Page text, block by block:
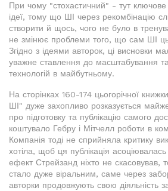
При чому "стохастичний" - тут
ідеї, тому що ШІ через рекомбінацію
створити й щось, чого не було в
не змінює проблеми того, що сам ШІ
Згідно з ідеями авторок, ці висновки
уважне ставлення до масштабування
технологій в майбутньому.
На сторінках 160-174 цьогорічної
ШІ" дуже захопливо розказується майже
про підготовку та публікацію самого
коштувало Гебру і Мітчелл роботи в
Компанія тоді не сприйняла критику
хотіла, щоб ця публікація
ефект Стрейзанд ніхто не скасовував,
стало дуже віральним, саме через
авторки продовжують свою діяльність